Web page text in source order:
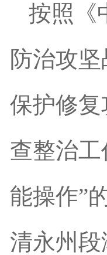
按照《
防治攻
保护修
查整治
能操作”
清永州